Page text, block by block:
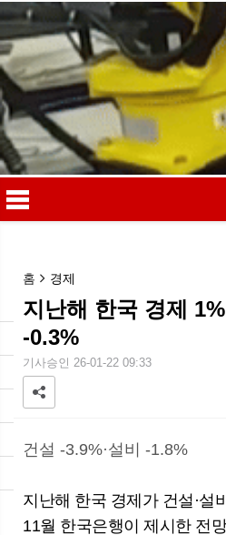
메
홈 경제
지난해 한국 경제
-0.3%
기사승인 26-01-22 09:33
건설 -3.9%·설비 -1.8%
지난해 한국 경제가 건설·설
11월 한국은행이 제시한 전